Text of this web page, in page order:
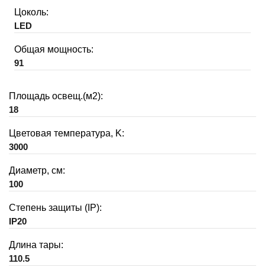
Цоколь:
LED
Общая мощность:
91
Площадь освещ.(м2):
18
Цветовая температура, K:
3000
Диаметр, см:
100
Степень защиты (IP):
IP20
Длина тары:
110.5